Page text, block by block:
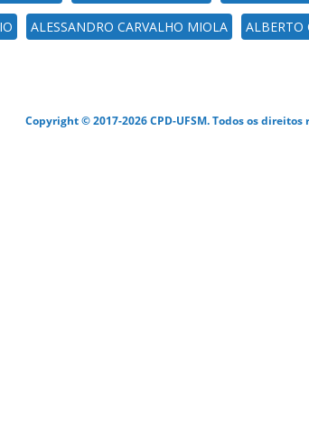
ALESSANDRO CARVALHO MIOLA ALBERTO
Copyright © 2017-2026 CPD-UFSM. Todos os direitos